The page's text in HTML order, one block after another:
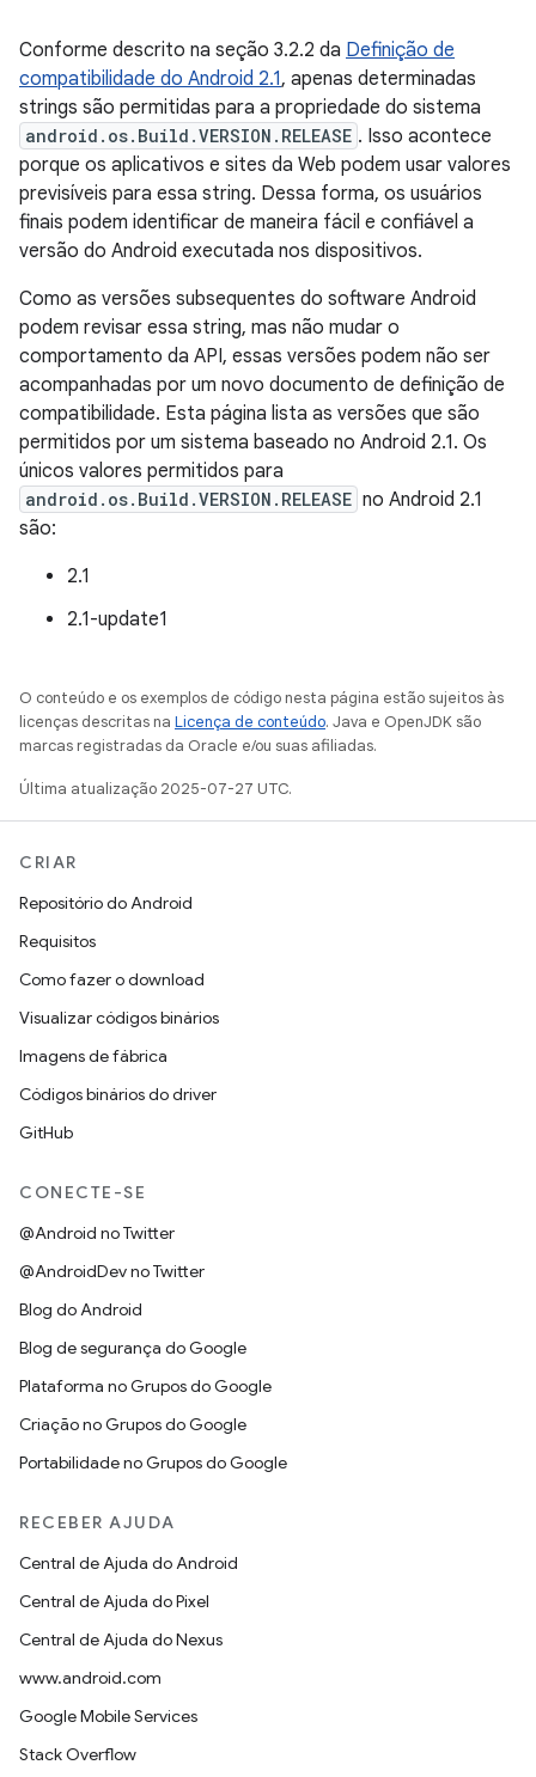
Conforme descrito na seção 3.2.2 da Definição de
compatibilidade do Android 2.1, apenas determinadas
strings são permitidas para a propriedade do sistema
android.os.Build.VERSION.RELEASE . Isso acontece
porque os aplicativos e sites da Web podem usar valores
previsíveis para essa string. Dessa forma, os usuários
finais podem identificar de maneira fácil e confiável a
versão do Android executada nos dispositivos.
Como as versões subsequentes do software Android
podem revisar essa string, mas não mudar o
comportamento da API, essas versões podem não ser
acompanhadas por um novo documento de definição de
compatibilidade. Esta página lista as versões que são
permitidos por um sistema baseado no Android 2.1. Os
únicos valores permitidos para
android.os.Build.VERSION.RELEASE no Android 2.1
são:
2.1
2.1-update1
O conteúdo e os exemplos de código nesta página estão sujeitos às
licenças descritas na Licença de conteúdo. Java e OpenJDK são
marcas registradas da Oracle e/ou suas afiliadas.
Última atualização 2025-07-27 UTC.
CRIAR
Repositório do Android
Requisitos
Como fazer o download
Visualizar códigos binários
Imagens de fábrica
Códigos binários do driver
GitHub
CONECTE-SE
@Android no Twitter
@AndroidDev no Twitter
Blog do Android
Blog de segurança do Google
Plataforma no Grupos do Google
Criação no Grupos do Google
Portabilidade no Grupos do Google
RECEBER AJUDA
Central de Ajuda do Android
Central de Ajuda do Pixel
Central de Ajuda do Nexus
www.android.com
Google Mobile Services
Stack Overflow